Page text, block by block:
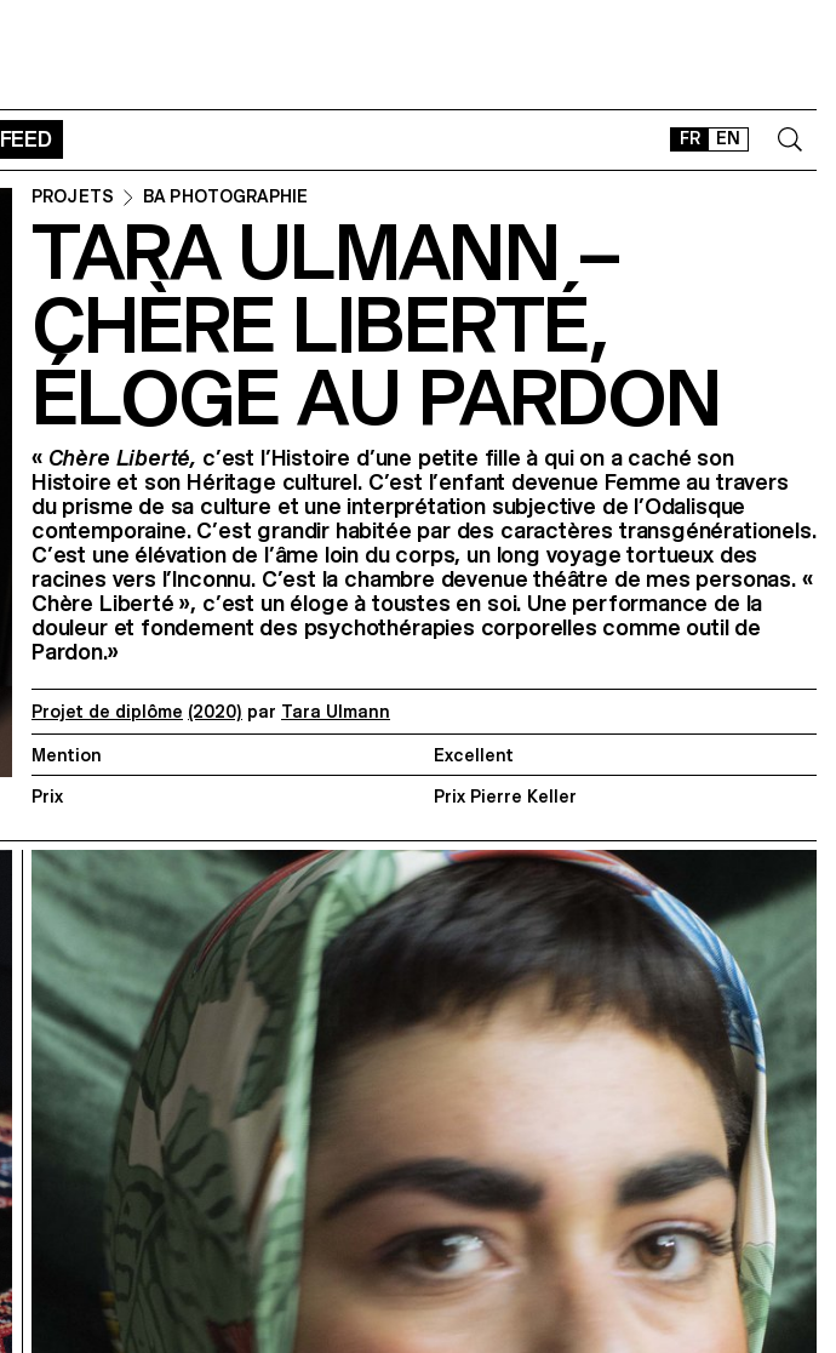
FR EN
FEED
SHOP
InstagramFacebook
PROJETS BA PHOTOGRAPHIE
TARA ULMANN –
CHÈRE LIBERTÉ,
ÉLOGE AU PARDON
« Chère Liberté, c’est l’Histoire d’une petite fille à qui on a caché son
Histoire et son Héritage culturel. C’est l’enfant devenue Femme au travers
du prisme de sa culture et une interprétation subjective de l’Odalisque
contemporaine. C’est grandir habitée par des caractères transgénérationels.
C’est une élévation de l’âme loin du corps, un long voyage tortueux des
racines vers l’Inconnu. C’est la chambre devenue théâtre de mes personas. «
Chère Liberté », c’est un éloge à toustes en soi. Une performance de la
douleur et fondement des psychothérapies corporelles comme outil de
Pardon.»
Projet de diplôme (2020) par Tara Ulmann
Mention Excellent
Prix Prix Pierre Keller